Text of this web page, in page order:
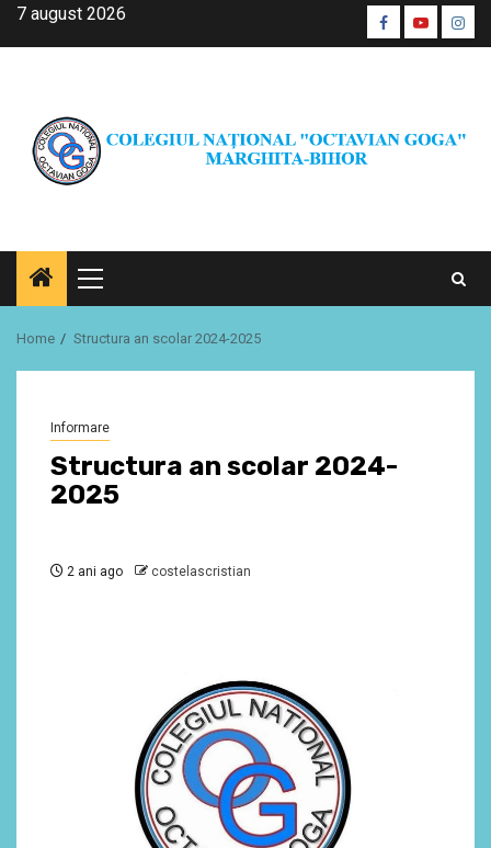
Skip7 august 2026 Facebook
Youtube
CŞE
Primary
Menu
Home Structura an scolar 2024-2025
Informare
Structura an scolar 2024-
2025
2 ani ago costelascristian